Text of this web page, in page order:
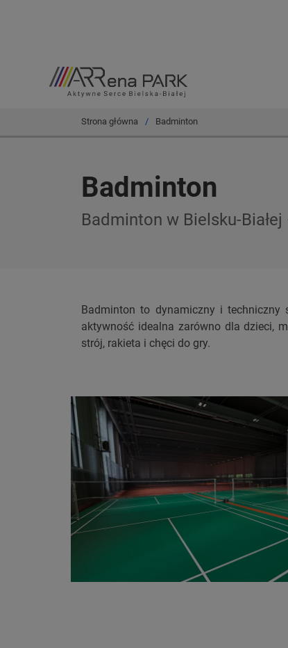
Strona główna Badminton
Badminton
Badminton w Bielsku-
Badminton to dynamiczny i techniczny
aktywność idealna zarówno dla dzieci,
strój, rakieta i chęci do gry.